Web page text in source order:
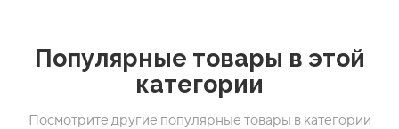
Популярные товары в этой
категории
Посмотрите другие популярные товары в категории